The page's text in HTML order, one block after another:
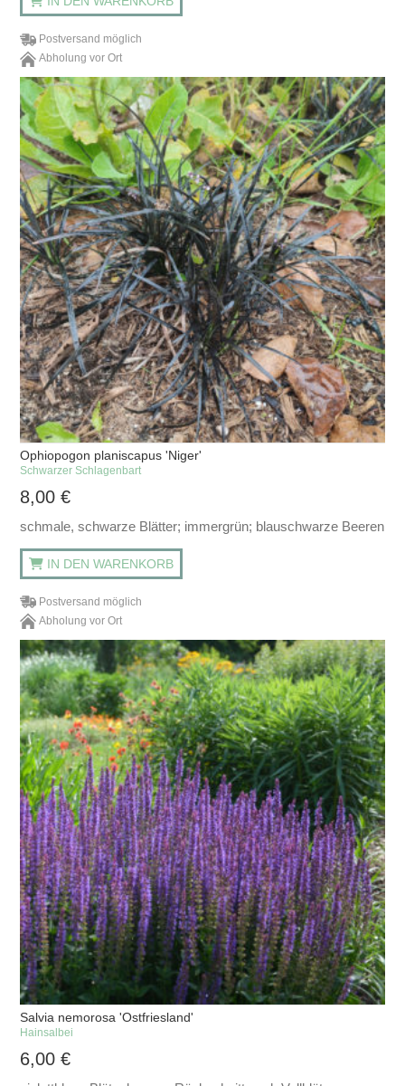
Postversand möglich
Abholung vor Ort
Ophiopogon planiscapus 'Niger'
Schwarzer Schlagenbart
8,00€
schmale, schwarze Blätter; immergrün; blauschwarze Beeren
IN DEN WARENKORB
Postversand möglich
Abholung vor Ort
Salvia nemorosa 'Ostfriesland'
Hainsalbei
6,00€